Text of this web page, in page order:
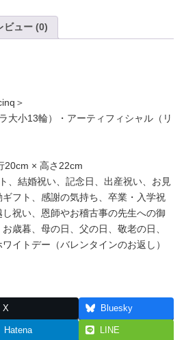
ビュー (0)
＞
大小13輪）・アーティフィシャル（リ
20cm × 高さ22cm
、結婚祝い、記念日、出産祝い、お見
フト、感謝の気持ち、卒業・入学祝
祝い、恩師やお稽古事の先生への御
歳暮、母の日、父の日、敬老の日、
イトデー（バレンタインのお返し）
X Bluesky
Hatena LINE